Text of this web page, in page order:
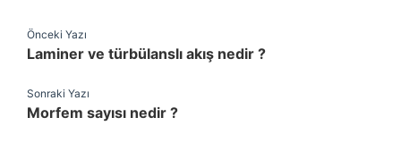
Önceki Yazı
Laminer ve türbülanslı akış nedir ?
Sonraki Yazı
Morfem sayısı nedir ?